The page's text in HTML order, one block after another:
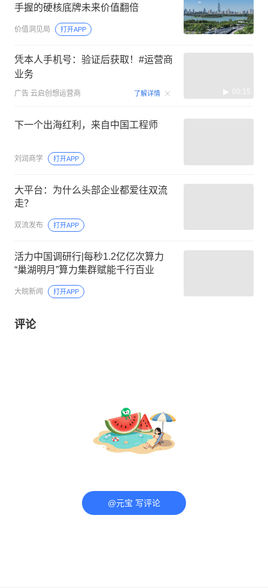
手握的硬核底牌未来价值翻倍
价值洞见局 打开APP
凭本人手机号：验证后获取！#运营商
业务
广告 云启创想运营商 了解详情 00:15
下一个出海红利，来自中国工程师
刘润商学 打开APP
大平台：为什么头部企业都爱往双流
走？
双流发布 打开APP
活力中国调研行|每秒1.2亿亿次算力
“巢湖明月”算力集群赋能千行百业
大皖新闻 打开APP
评论
@元宝 写评论